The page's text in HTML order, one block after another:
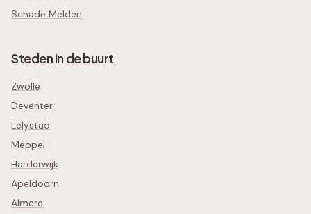
Schade Melden
Steden in de buurt
Zwolle
Deventer
Lelystad
Meppel
Harderwijk
Apeldoorn
Almere